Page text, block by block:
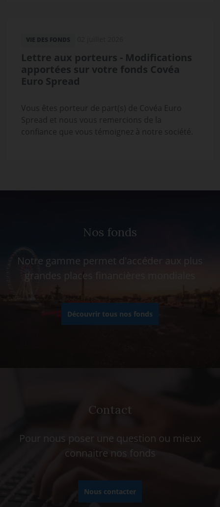
VIE DES FONDS
Lettre aux porteurs - Modifications
apportées sur votre fonds Covéa
Euro Spread
Vous êtes porteur de part(s) de Covéa Euro
Spread et nous vous remercions de la
confiance que vous témoignez à notre société.
Nos fonds
Notre gamme permet d'accéder aux plus
grandes places financières mondiales
Découvrir tous nos fonds
Contact
Pour nous poser une question ou mieux
connaitre nos fonds
Nous contacter